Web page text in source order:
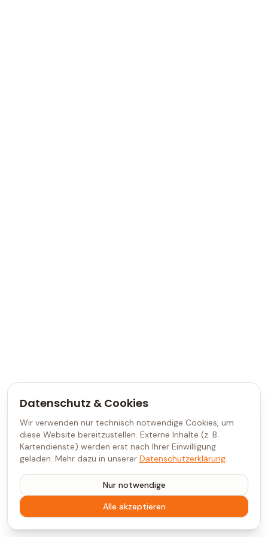
Datenschutz & Cookies
Wir verwenden nur technisch notwendige Cookies, um
diese Website bereitzustellen. Externe Inhalte (z. B.
Kartendienste) werden erst nach Ihrer Einwilligung
geladen. Mehr dazu in unserer Datenschutzerklärung.
Nur notwendige
Alle akzeptieren